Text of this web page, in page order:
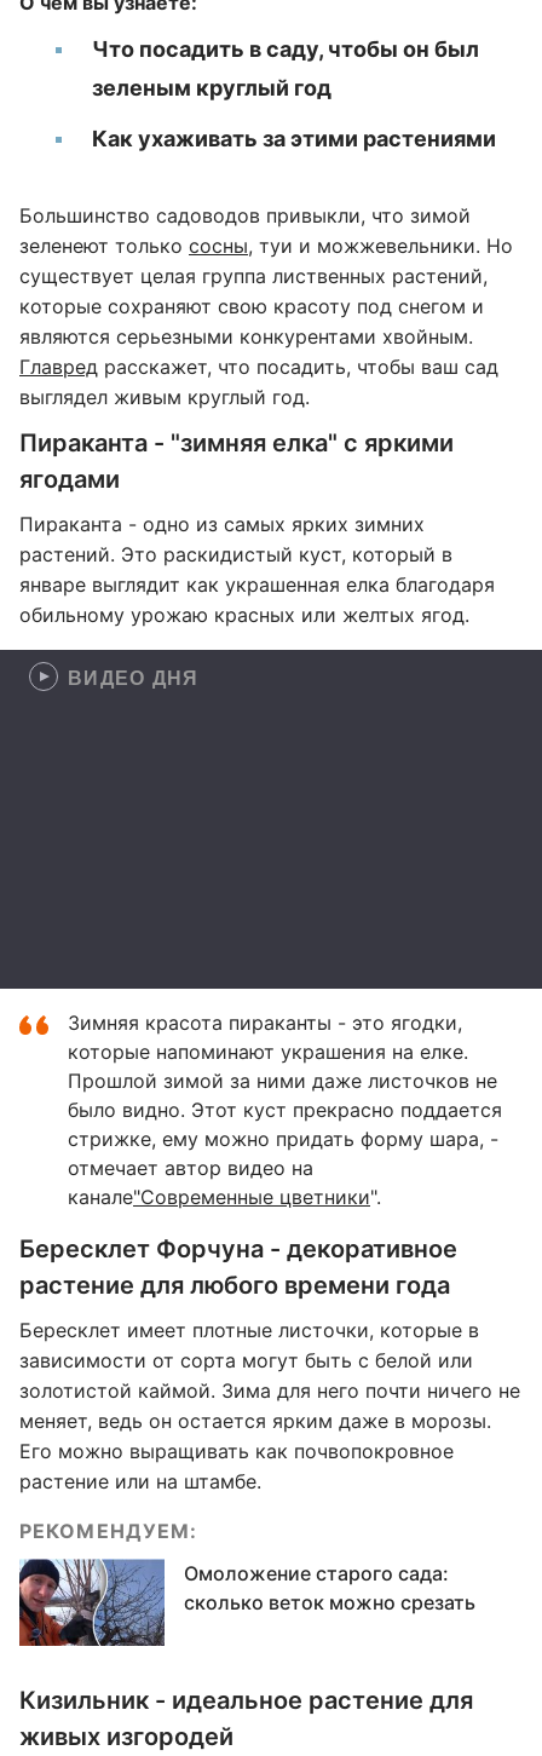
Что посадить в саду, чтобы он был
зеленым круглый год
Как ухаживать за этими растениями
Большинство садоводов привыкли, что зимой
зеленеют только сосны, туи и можжевельники. Но
существует целая группа лиственных растений,
которые сохраняют свою красоту под снегом и
являются серьезными конкурентами хвойным.
Главред расскажет, что посадить, чтобы ваш сад
выглядел живым круглый год.
Пираканта - "зимняя елка" с яркими
ягодами
Пираканта - одно из самых ярких зимних
растений. Это раскидистый куст, который в
январе выглядит как украшенная елка благодаря
обильному урожаю красных или желтых ягод.
ВИДЕО ДНЯ
Зимняя красота пираканты - это ягодки,
которые напоминают украшения на елке.
Прошлой зимой за ними даже листочков не
было видно. Этот куст прекрасно поддается
стрижке, ему можно придать форму шара, -
отмечает автор видео на
канале"Современные цветники".
Бересклет Форчуна - декоративное
растение для любого времени года
Бересклет имеет плотные листочки, которые в
зависимости от сорта могут быть с белой или
золотистой каймой. Зима для него почти ничего не
меняет, ведь он остается ярким даже в морозы.
Его можно выращивать как почвопокровное
растение или на штамбе.
РЕКОМЕНДУЕМ:
Омоложение старого сада:
сколько веток можно срезать
Кизильник - идеальное растение для
живых изгородей